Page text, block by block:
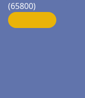
(65800)